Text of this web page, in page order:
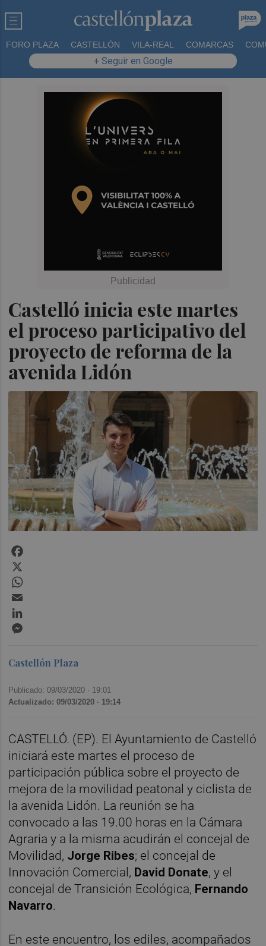
FORO PLAZA CASTELLÓN VILA-REAL COMARCAS
+ Seguir en Google
Castelló inicia este martes
el proceso participativo del
proyecto de reforma de la
avenida Lidón
Castellón Plaza
Publicado: 09/03/2020 · 19:01
Actualizado: 09/03/2020 · 19:14
CASTELLÓ. (EP). El Ayuntamiento de Castelló
iniciará este martes el proceso de
participación pública sobre el proyecto de
mejora de la movilidad peatonal y ciclista de
la avenida Lidón. La reunión se ha
convocado a las 19.00 horas en la Cámara
Agraria y a la misma acudirán el concejal de
Movilidad, Jorge Ribes; el concejal de
Innovación Comercial, David Donate, y el
concejal de Transición Ecológica, Fernando
Navarro.
En este encuentro, los ediles, acompañados